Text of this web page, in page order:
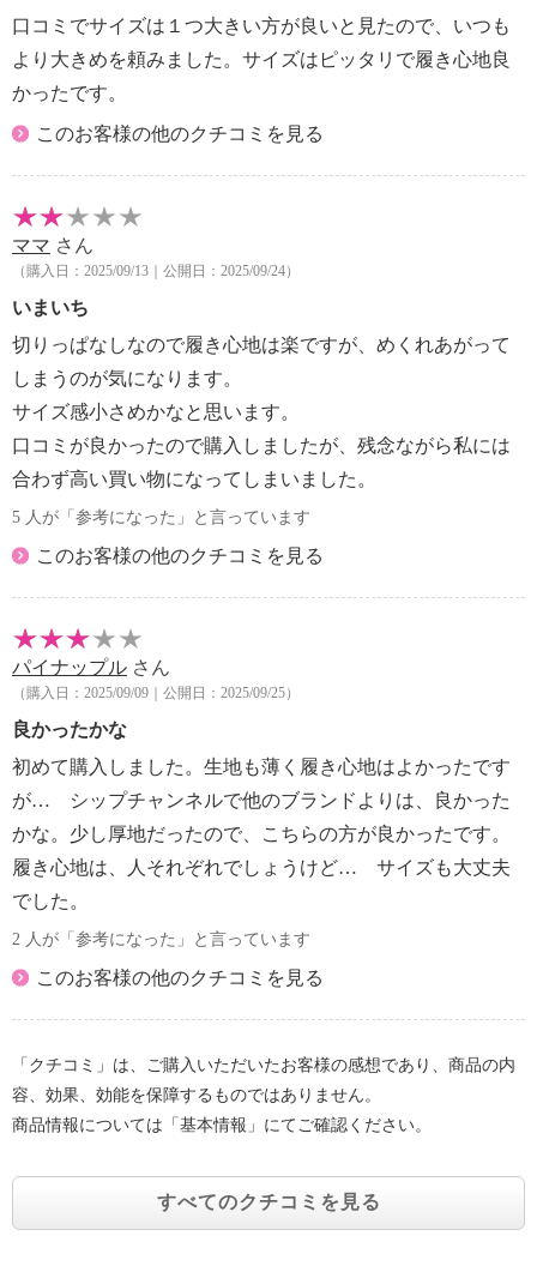
・ダークセット ：ネイビー、グレー
・スキンセット ：モカ、スキンベージュ
・ミックスセット：ブルー、イエローグリーン
口コミでサイズは１つ大きい方が良いと見たので、いつも
より大きめを頼みました。サイズはピッタリで履き心地良
かったです。
このお客様の他のクチコミを見る
ママ さん
（購入日：2025/09/13｜公開日：2025/09/24）
いまいち
切りっぱなしなので履き心地は楽ですが、めくれあがって
しまうのが気になります。
サイズ感小さめかなと思います。
口コミが良かったので購入しましたが、残念ながら私には
合わず高い買い物になってしまいました。
5 人が「参考になった」と言っています
このお客様の他のクチコミを見る
パイナップル さん
（購入日：2025/09/09｜公開日：2025/09/25）
良かったかな
初めて購入しました。生地も薄く履き心地はよかったです
が… シップチャンネルで他のブランドよりは、良かった
かな。少し厚地だったので、こちらの方が良かったです。
履き心地は、人それぞれでしょうけど… サイズも大丈夫
でした。
2 人が「参考になった」と言っています
このお客様の他のクチコミを見る
「クチコミ」は、ご購入いただいたお客様の感想であり、商品の内
容、効果、効能を保障するものではありません。
商品情報については「基本情報」にてご確認ください。
すべてのクチコミを見る